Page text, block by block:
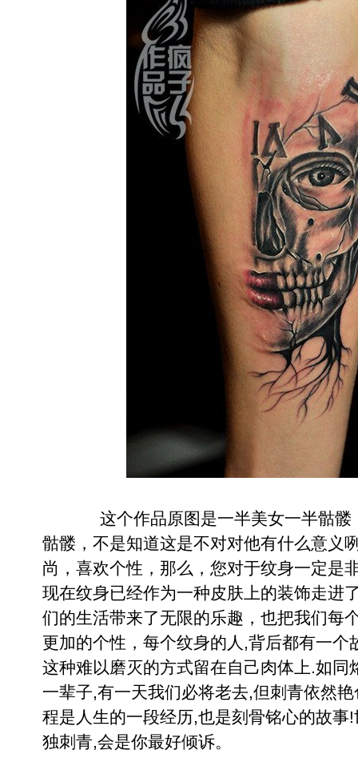
这个作品原图是一半美女一半骷
骷髅，不是知道这是不对对他有什么意义
尚，喜欢个性，那么，您对于纹身一定是
现在纹身已经作为一种皮肤上的装饰走进
们的生活带来了无限的乐趣，也把我们每
更加的个性，每个纹身的人,背后都有一个
这种难以磨灭的方式留在自己肉体上.如同
一辈子,有一天我们必将老去,但刺青依然
程是人生的一段经历,也是刻骨铭心的故事
独刺青,会是你最好倾诉。